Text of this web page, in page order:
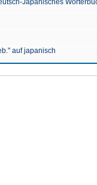
Japanisches
auf japanisch